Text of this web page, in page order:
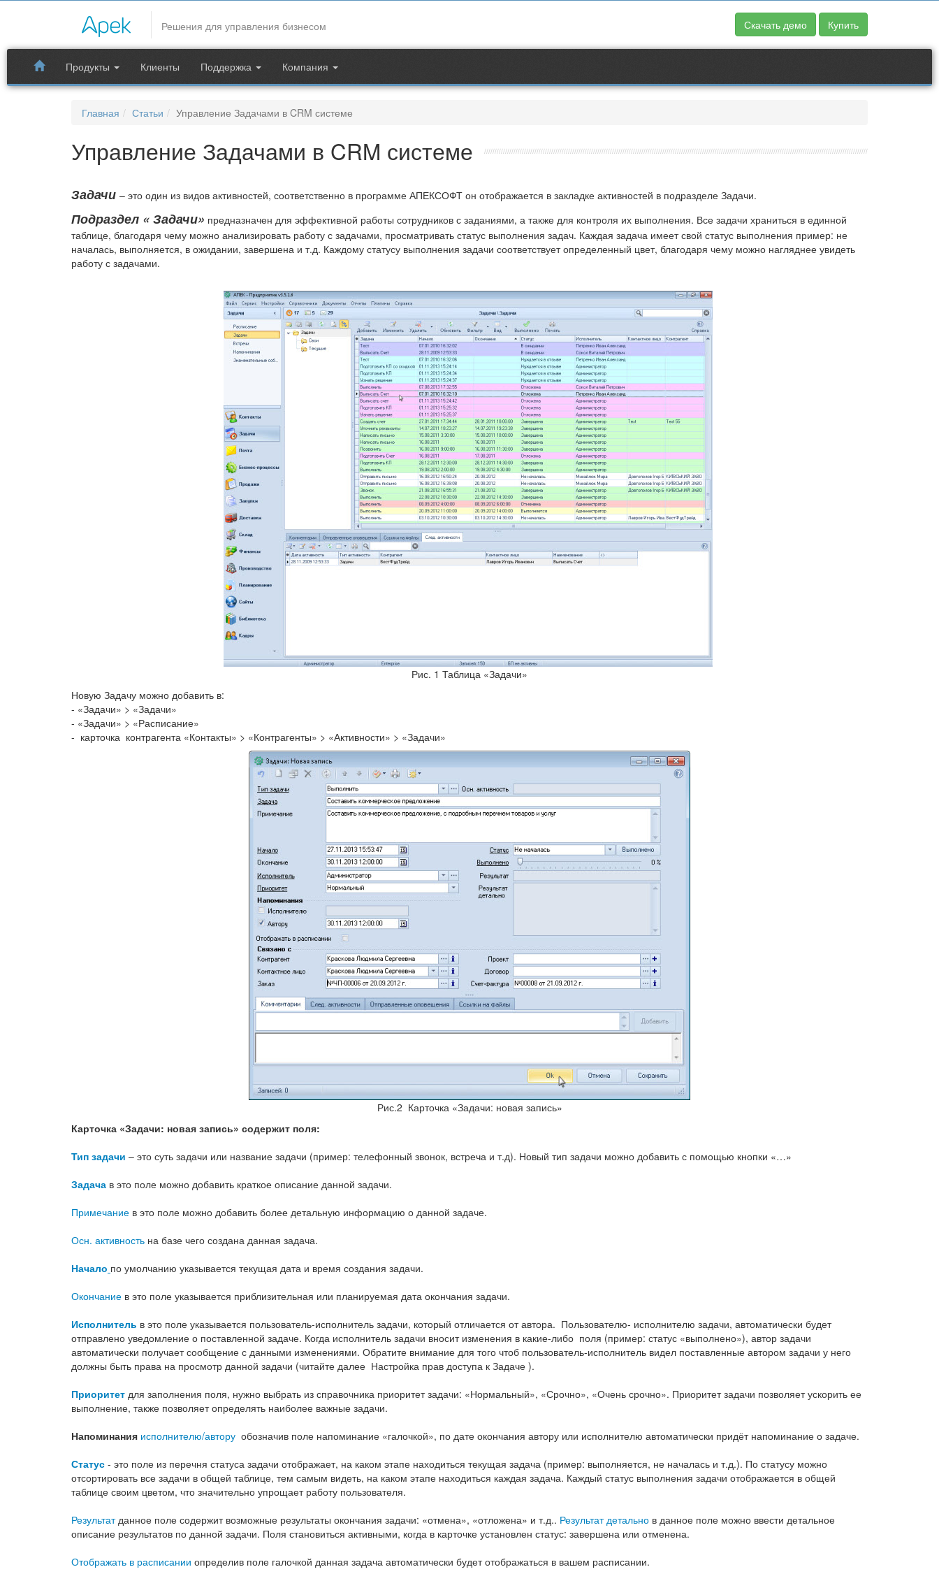
CRM системы
Раздел задачи предназначен для управления
задачами между пользователями CRM системы. В
статье рассмотрено как: создать задачу себе или
другому пользователю, управлять задачами,
support@apec.com.ua
Решения для управления бизнесом Скачать демо Купить
Продукты Клиенты Поддержка Компания
Главная Статьи Управление Задачами в CRM системе
Управление Задачами в CRM системе
Задачи – это один из видов активностей, соответственно в программе АПЕКСОФТ он отображается в закладке активностей в подразделе Задачи.
Подраздел « Задачи» предназначен для эффективной работы сотрудников с заданиями, а также для контроля их выполнения. Все задачи храниться в единной
таблице, благодаря чему можно анализировать работу с задачами, просматривать статус выполнения задач. Каждая задача имеет свой статус выполнения пример: не
началась, выполняется, в ожидании, завершена и т.д. Каждому статусу выполнения задачи соответствует определенный цвет, благодаря чему можно нагляднее увидеть
работу с задачами.
Рис. 1 Таблица «Задачи»
Новую Задачу можно добавить в:
- «Задачи» > «Задачи»
- «Задачи» > «Расписание»
- карточка контрагента «Контакты» > «Контрагенты» > «Активности» > «Задачи»
Рис.2 Карточка «Задачи: новая запись»
Карточка «Задачи: новая запись» содержит поля:
Тип задачи – это суть задачи или название задачи (пример: телефонный звонок, встреча и т.д). Новый тип задачи можно добавить с помощью кнопки «…»
Задача в это поле можно добавить краткое описание данной задачи.
Примечание в это поле можно добавить более детальную информацию о данной задаче.
Осн. активность на базе чего создана данная задача.
Начало по умолчанию указывается текущая дата и время создания задачи.
Окончание в это поле указывается приблизительная или планируемая дата окончания задачи.
Исполнитель в это поле указывается пользователь-исполнитель задачи, который отличается от автора. Пользователю- исполнителю задачи, автоматически будет
отправлено уведомление о поставленной задаче. Когда исполнитель задачи вносит изменения в какие-либо поля (пример: статус «выполнено»), автор задачи
автоматически получает сообщение с данными изменениями. Обратите внимание для того чтоб пользователь-исполнитель видел поставленные автором задачи у него
должны быть права на просмотр данной задачи (читайте далее Настройка прав доступа к Задаче ).
Приоритет для заполнения поля, нужно выбрать из справочника приоритет задачи: «Нормальный», «Срочно», «Очень срочно». Приоритет задачи позволяет ускорить ее
выполнение, также позволяет определять наиболее важные задачи.
Напоминания исполнителю/автору обозначив поле напоминание «галочкой», по дате окончания автору или исполнителю автоматически придёт напоминание о задаче.
Статус - это поле из перечня статуса задачи отображает, на каком этапе находиться текущая задача (пример: выполняется, не началась и т.д.). По статусу можно
отсортировать все задачи в общей таблице, тем самым видеть, на каком этапе находиться каждая задача. Каждый статус выполнения задачи отображается в общей
таблице своим цветом, что значительно упрощает работу пользователя.
Результат данное поле содержит возможные результаты окончания задачи: «отмена», «отложена» и т.д.. Результат детально в данное поле можно ввести детальное
описание результатов по данной задачи. Поля становиться активными, когда в карточке установлен статус: завершена или отменена.
Отображать в расписании определив поле галочкой данная задача автоматически будет отображаться в вашем расписании.